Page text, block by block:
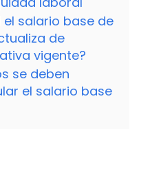
el salario base de
de
vigente?
se deben
el salario base